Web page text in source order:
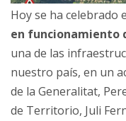
Hoy se ha celebrado
en funcionamiento
una de las
nuestro país, en un
de la Generalitat,
de Territorio, Juli